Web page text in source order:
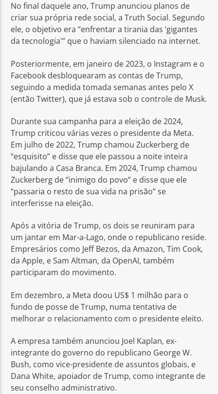
No final daquele ano, Trump anunciou planos de
criar sua própria rede social, a Truth Social. Segundo
ele, o objetivo era “enfrentar a tirania das ‘gigantes
da tecnologia'” que o haviam silenciado na internet.
Posteriormente, em janeiro de 2023, o Instagram e o
Facebook desbloquearam as contas de Trump,
seguindo a medida tomada semanas antes pelo X
(então Twitter), que já estava sob o controle de Musk.
Durante sua campanha para a eleição de 2024,
Trump criticou várias vezes o presidente da Meta.
Em julho de 2022, Trump chamou Zuckerberg de
“esquisito” e disse que ele passou a noite inteira
bajulando a Casa Branca. Em 2024, Trump chamou
Zuckerberg de “inimigo do povo” e disse que ele
“passaria o resto de sua vida na prisão” se
interferisse na eleição.
Após a vitória de Trump, os dois se reuniram para
um jantar em Mar-a-Lago, onde o republicano reside.
Empresários como Jeff Bezos, da Amazon, Tim Cook,
da Apple, e Sam Altman, da OpenAI, também
participaram do movimento.
Em dezembro, a Meta doou US$ 1 milhão para o
fundo de posse de Trump, numa tentativa de
melhorar o relacionamento com o presidente eleito.
A empresa também anunciou Joel Kaplan, ex-
integrante do governo do republicano George W.
Bush, como vice-presidente de assuntos globais, e
Dana White, apoiador de Trump, como integrante de
seu conselho administrativo.